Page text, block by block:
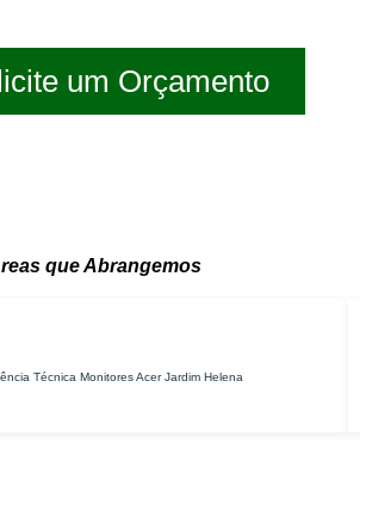
um Orçamento
que Abrangemos
Técnica Monitores Acer Jardim Helena